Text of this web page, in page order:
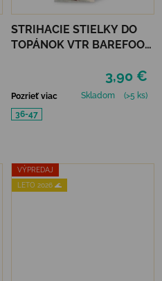
STRIHACIE STIELKY DO
TOPÁNOK VTR BAREFOOT
3,90 €
Pozrieť viac Skladom
(>5 ks)
36-47
VÝPREDAJ
LETO 2026 🌊